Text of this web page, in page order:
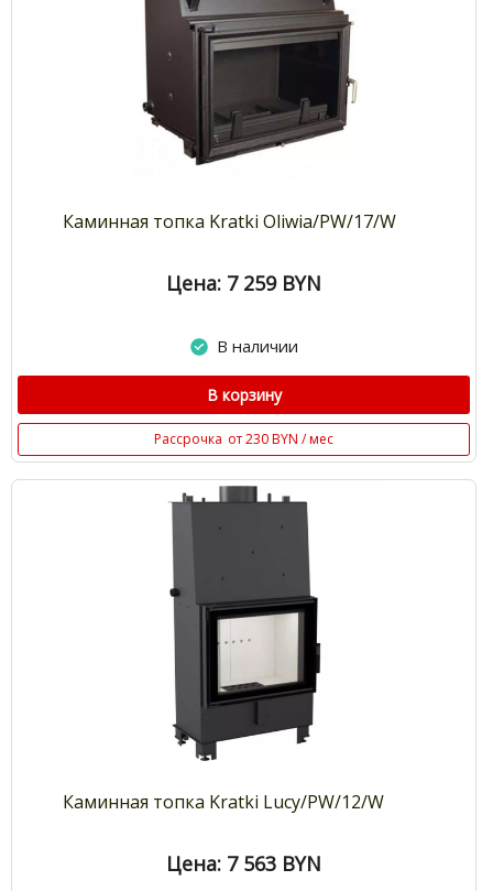
Каминная топка Kratki Oliwia/PW/17/W
Цена: 7 259 BYN
В наличии
В корзину
Рассрочка от 230 BYN / мес
Каминная топка Kratki Lucy/PW/12/W
Цена: 7 563 BYN